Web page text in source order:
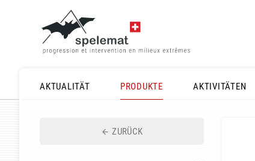
AKTUALITÄT
PRODUKTE AKTIVITÄTEN
ZURÜCK